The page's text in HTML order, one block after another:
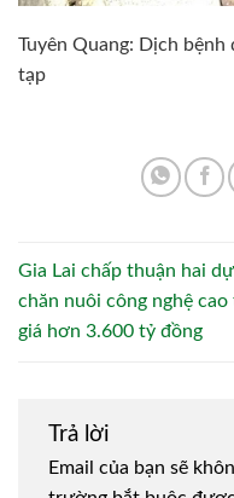
Tuyên Quang: Dịch
tạp
Gia Lai chấp thuận hai
chăn nuôi công nghệ cao
giá hơn 3.600 tỷ đồng
Trả lời
Email của bạn sẽ